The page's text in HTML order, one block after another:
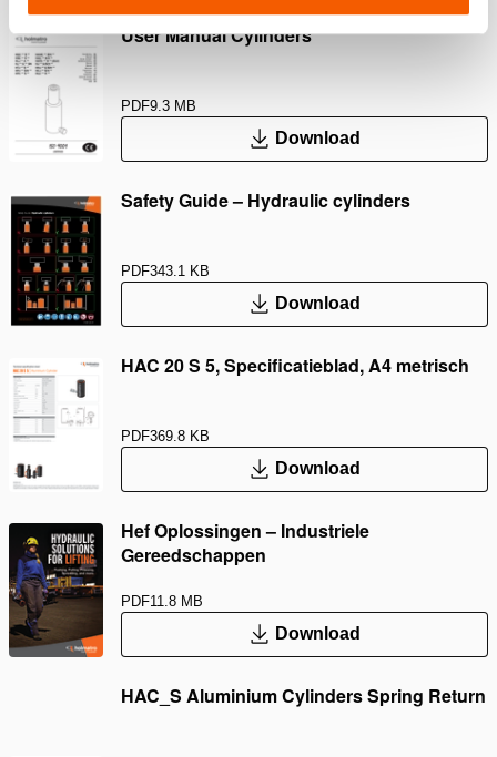
User Manual Cylinders
PDF9.3 MB
Download
Safety Guide – Hydraulic cylinders
PDF343.1 KB
Download
HAC 20 S 5, Specificatieblad, A4 metrisch
PDF369.8 KB
Download
Hef Oplossingen – Industriele
Gereedschappen
PDF11.8 MB
Download
HAC_S Aluminium Cylinders Spring Return